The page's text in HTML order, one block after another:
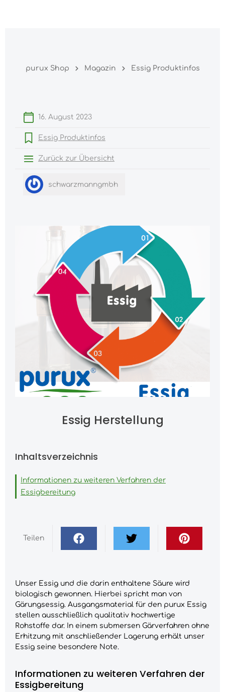
purux Shop Magazin Essig Produktinfos
16. August 2023
Essig Produktinfos
Zurück zur Übersicht
schwarzmanngmbh
Essig Herstellung
Inhaltsverzeichnis
Informationen zu weiteren Verfahren der
Essigbereitung
Teilen
Unser Essig und die darin enthaltene Säure wird
biologisch gewonnen. Hierbei spricht man von
Gärungsessig. Ausgangsmaterial für den purux Essig
stellen ausschließlich qualitativ hochwertige
Rohstoffe dar. In einem submersen Gärverfahren ohne
Erhitzung mit anschließender Lagerung erhält unser
Essig seine besondere Note.
Informationen zu weiteren Verfahren der
Essigbereitung